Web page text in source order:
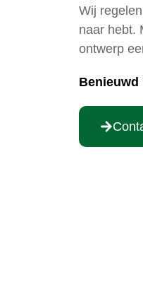
Wij
naar hebt.
ontwerp
Benieuwd